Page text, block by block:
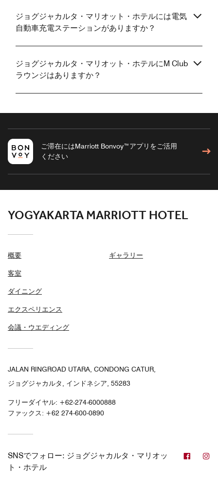
ジョグジャカルタ・マリオット・ホテルには電気
自動車充電ステーションがありますか？
ジョグジャカルタ・マリオット・ホテルにM Club
ラウンジはありますか？
ご滞在にはMarriott Bonvoy™アプリをご活用
ください
YOGYAKARTA MARRIOTT HOTEL
概要
客室
ダイニング
エクスペリエンス
会議・ウエディング
ギャラリー
JALAN RINGROAD UTARA, CONDONG CATUR,
ジョグジャカルタ, インドネシア, 55283
フリーダイヤル: +62-274-6000888
ファックス: +62 274-600-0890
SNSでフォロー: ジョグジャカルタ・マリオッ
ト・ホテル